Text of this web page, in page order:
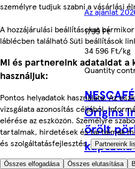
személyre tudjuk szabni a vásárlási
A hozzájárulási beállításokat
láblécben található Süti beállítások
Mi és partnereink adataidat a
használjuk:
Pontos helyadatok használata. Az
vizsgálata azonosítás céljából.
elérése az eszközön. Személyre
tartalmak, hirdetések és tartalmak
és szolgáltatásfejlesztés.
Partnereink
Összes elfogadása Összes elutasítása
Az ajánlat
1799 Ft
34 596 Ft/kg
Quantity
Origins
őrölt